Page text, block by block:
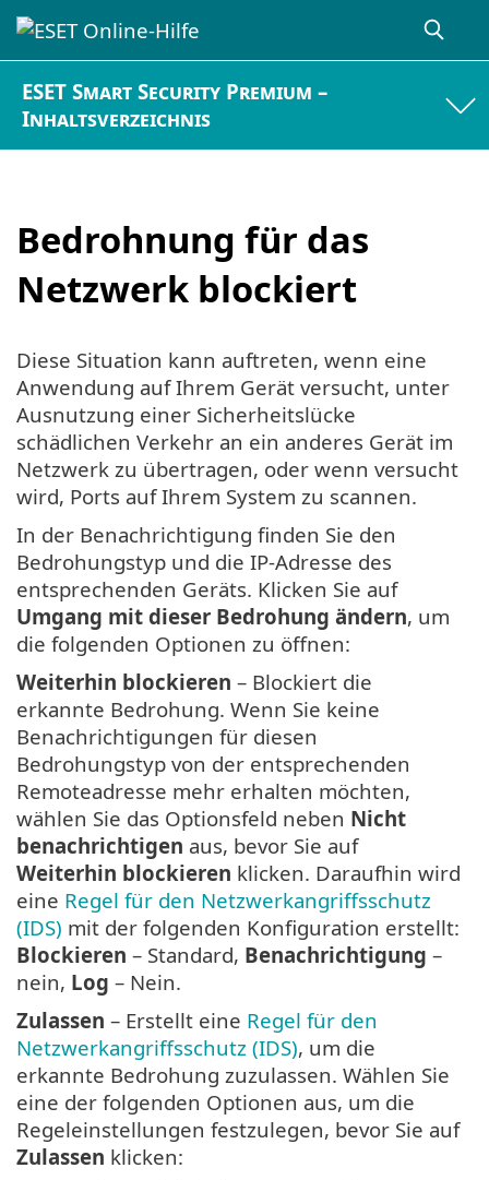
ESET Smart Security Premium –
Inhaltsverzeichnis
Bedrohnung für das
Netzwerk blockiert
Diese Situation kann auftreten, wenn eine
Anwendung auf Ihrem Gerät versucht, unter
Ausnutzung einer Sicherheitslücke
schädlichen Verkehr an ein anderes Gerät im
Netzwerk zu übertragen, oder wenn versucht
wird, Ports auf Ihrem System zu scannen.
In der Benachrichtigung finden Sie den
Bedrohungstyp und die IP-Adresse des
entsprechenden Geräts. Klicken Sie auf
Umgang mit dieser Bedrohung ändern, um
die folgenden Optionen zu öffnen:
Weiterhin blockieren – Blockiert die
erkannte Bedrohung. Wenn Sie keine
Benachrichtigungen für diesen
Bedrohungstyp von der entsprechenden
Remoteadresse mehr erhalten möchten,
wählen Sie das Optionsfeld neben Nicht
benachrichtigen aus, bevor Sie auf
Weiterhin blockieren klicken. Daraufhin wird
eine Regel für den Netzwerkangriffsschutz
(IDS) mit der folgenden Konfiguration erstellt:
Blockieren – Standard, Benachrichtigung –
nein, Log – Nein.
Zulassen – Erstellt eine Regel für den
Netzwerkangriffsschutz (IDS), um die
erkannte Bedrohung zuzulassen. Wählen Sie
eine der folgenden Optionen aus, um die
Regeleinstellungen festzulegen, bevor Sie auf
Zulassen klicken: